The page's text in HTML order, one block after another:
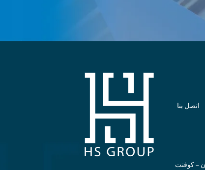
اتصل بنا
شيلتون – كوفنت